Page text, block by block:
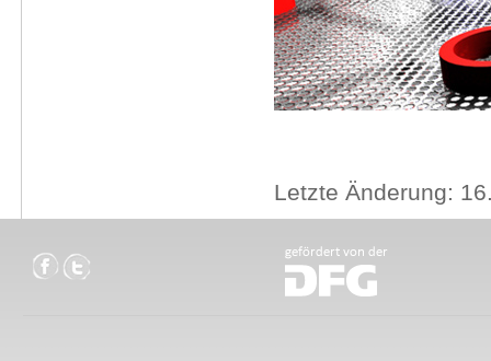
Letzte Änderung: